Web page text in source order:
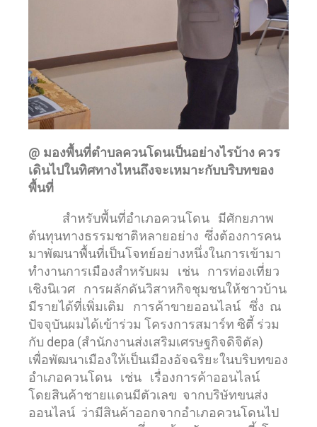
@ มองพื้นที่ตำบลควนโดนเป็นอย่างไรบ้าง ควร
เดินไปในทิศทางไหนถึงจะเหมาะกับบริบทของ
พื้นที่
สำหรับพื้นที่อำเภอควนโดน มีศักยภาพ
ต้นทุนทางธรรมชาติหลายอย่าง ซึ่งต้องการคน
มาพัฒนาพื้นที่เป็นโจทย์อย่างหนึ่งในการเข้ามา
ทำงานการเมืองสำหรับผม เช่น การท่องเที่ยว
เชิงนิเวศ การผลักดันวิสาหกิจชุมชนให้ชาวบ้าน
มีรายได้ที่เพิ่มเติม การค้าขายออนไลน์ ซึ่ง ณ
ปัจจุบันผมได้เข้าร่วม โครงการสมาร์ท ซิตี้ ร่วม
กับ depa (สำนักงานส่งเสริมเศรษฐกิจดิจิตัล)
เพื่อพัฒนาเมืองให้เป็นเมืองอัจฉริยะในบริบทของ
อำเภอควนโดน เช่น เรื่องการค้าออนไลน์
โดยสินค้าชายแดนมีตัวเลข จากบริษัทขนส่ง
ออนไลน์ ว่ามีสินค้าออกจากอำเภอควนโดนไป